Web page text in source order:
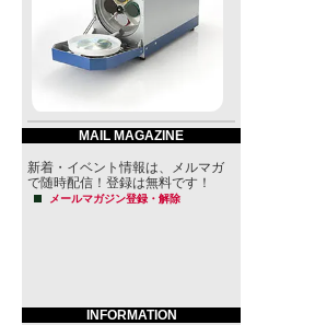
MAIL MAGAZINE
新着・イベント情報は、メルマガ
で随時配信！登録は無料です！
メールマガジン登録・解除
INFORMATION